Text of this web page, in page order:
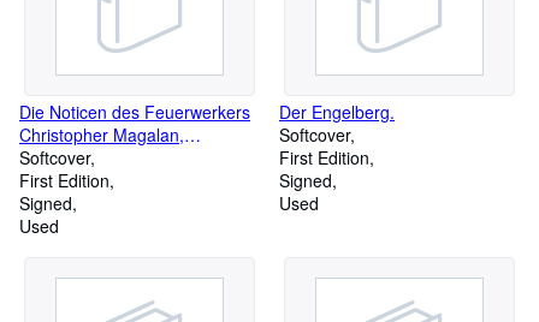
Die Noticen des Feuerwerkers
Christopher Magalan,
einschließlich zahlreicher
Lebenszeugnisse aus Briefen,
Tagebüchern und
Dokumenten.
Softcover
First Edition
Signed
Used
Der Engelberg.
Softcover
First Edition
Signed
Used